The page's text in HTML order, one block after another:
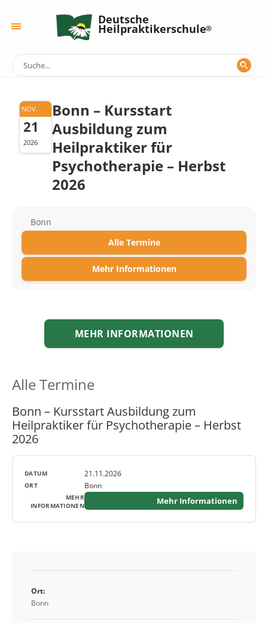
Deutsche
Heilpraktikerschule
NOV.
21
2026
Bonn – Kursstart
Ausbildung zum
Heilpraktiker für
Psychotherapie – Herbst
2026
Bonn
Alle Termine
Mehr Informationen
MEHR INFORMATIONEN
Alle Termine
Bonn – Kursstart Ausbildung zum
Heilpraktiker für Psychotherapie – Herbst
2026
21.11.2026
Bonn
Mehr Informationen
Ort:
Bonn